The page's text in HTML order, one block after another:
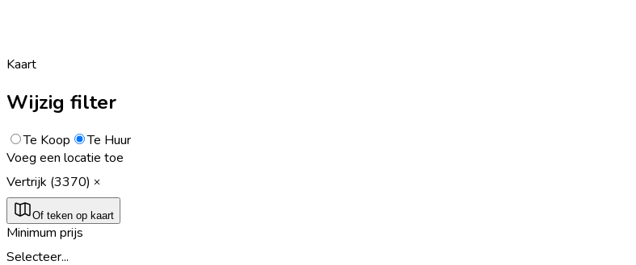
Kaart
Wijzig filter
Te Koop
Te Huur
Voeg een locatie toe
Vertrijk (3370)
Of teken op kaart
Minimum prijs
Selecteer...